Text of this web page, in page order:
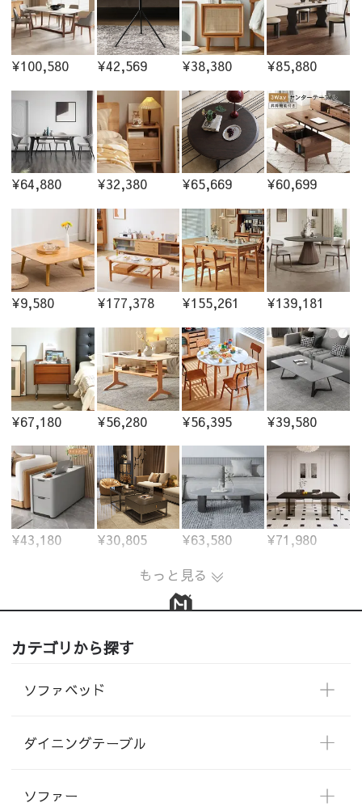
¥100,580 ¥42,569 ¥38,380 ¥85,880
¥64,880 ¥32,380 ¥65,669 ¥60,699
¥9,580 ¥177,378 ¥155,261 ¥139,181
¥67,180 ¥56,280 ¥56,395 ¥39,580
¥43,180 ¥30,805 ¥63,580
¥71,980
もっと見る
カテゴリから探す
ソファベッド
ダイニングテーブル
ソファー